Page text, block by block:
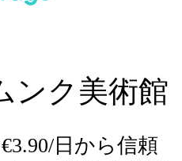
ンク美術館
日から信頼